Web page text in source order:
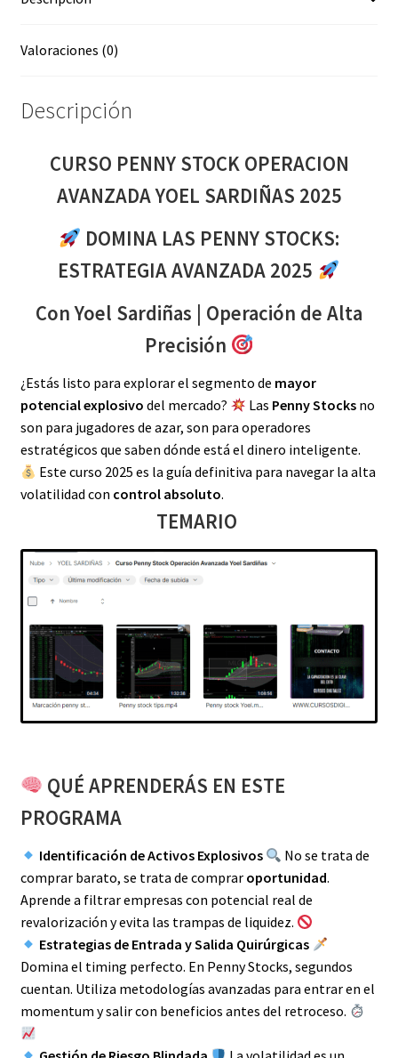
Valoraciones (0)
Descripción
CURSO PENNY STOCK OPERACION
AVANZADA YOEL SARDIÑAS 2025
DOMINA LAS PENNY STOCKS:
ESTRATEGIA AVANZADA 2025
Con Yoel Sardiñas | Operación de Alta
Precisión
¿Estás listo para explorar el segmento de mayor
potencial explosivo del mercado? Las Penny Stocksno
son para jugadores de azar, son para operadores
estratégicos que saben dónde está el dinero inteligente.
Este curso 2025 es la guía definitiva para navegar la alta
volatilidad con control absoluto.
TEMARIO
QUÉ APRENDERÁS EN ESTE
PROGRAMA
Identificación de Activos Explosivos
No se trata de
comprar barato, se trata de comprar oportunidad.
Aprende a filtrar empresas con potencial real de
revalorización y evita las trampas de liquidez.
Estrategias de Entrada y Salida Quirúrgicas
Domina el timing perfecto. En Penny Stocks, segundos
cuentan. Utiliza metodologías avanzadas para entrar en el
momentum y salir con beneficios antes del retroceso.